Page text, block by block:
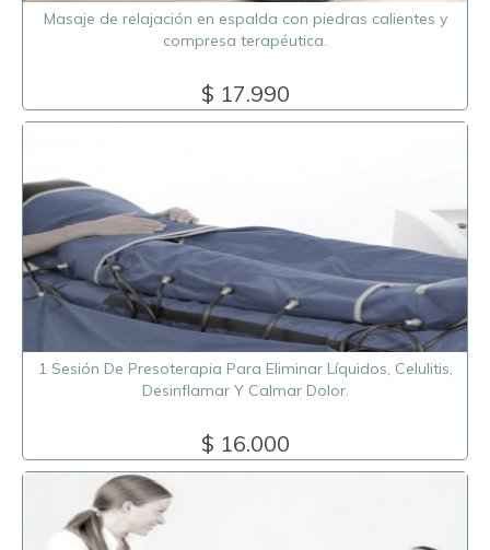
Masaje de relajación en espalda con piedras calientes y
compresa terapéutica.
$ 17.990
1 Sesión De Presoterapia Para Eliminar Líquidos, Celulitis,
Desinflamar Y Calmar Dolor.
$ 16.000